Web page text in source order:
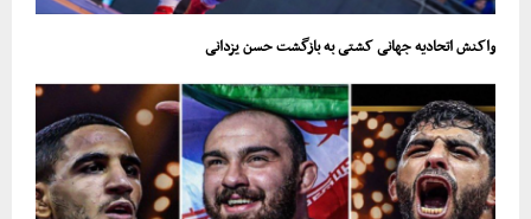
واکنش اتحادیه جهانی کشتی به بازگشت حسن یزدانی